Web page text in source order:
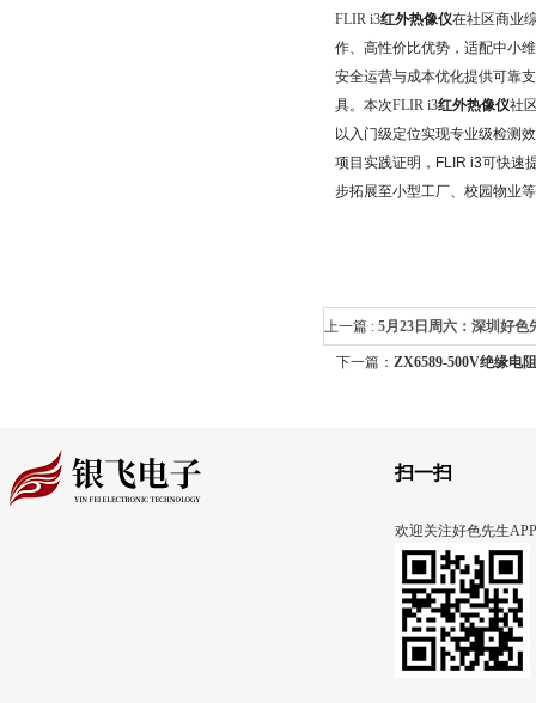
FLIR i3红外热像仪在社区商业
作、高性价比优势，适配中小
安全运营与成本优化提供可靠
具。 本次FLIR i3红外热像仪社
以入门级定位实现专业级检测
项目实践证明，FLIR i3可快速
步拓展至小型工厂、校园物业
上一篇 : 5月23日周六：深圳好
下一篇： ZX6589-500V绝缘电
扫一扫
欢迎关注好色先生